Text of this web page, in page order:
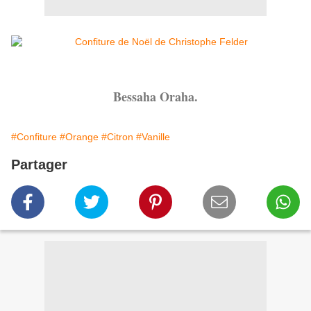
Bessaha Oraha.
#Confiture #Orange #Citron #Vanille
Partager